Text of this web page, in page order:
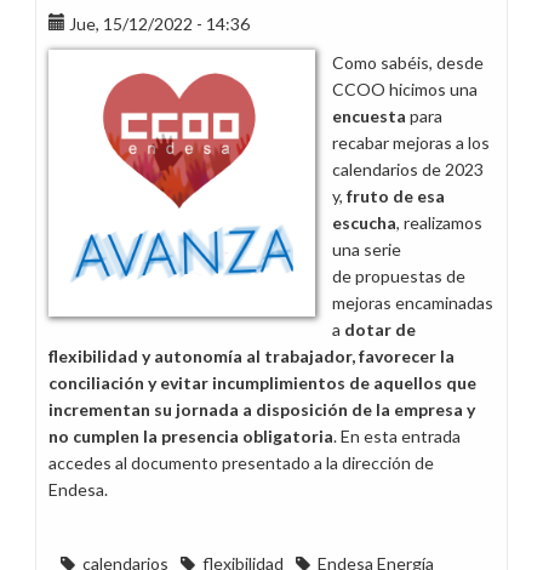
Jue, 15/12/2022 - 14:36
Como sabéis, desde
CCOO hicimos una
encuesta para
recabar mejoras a los
calendarios de 2023
y, fruto de esa
escucha, realizamos
una serie
de propuestas de
mejoras encaminadas
a dotar de
flexibilidad y autonomía al trabajador, favorecer la
conciliación y evitar incumplimientos de aquellos que
incrementan su jornada a disposición de la empresa y
no cumplen la presencia obligatoria. En esta entrada
accedes al documento presentado a la dirección de
Endesa.
calendarios flexibilidad
Endesa Energía